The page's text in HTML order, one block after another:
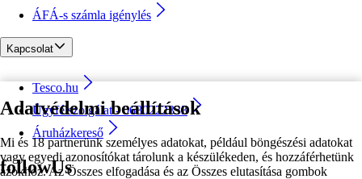
Adatvédelmi beállítások
Mi és 18 partnerünk személyes adatokat, például böngészési adatokat
vagy egyedi azonosítókat tárolunk a készülékeden, és hozzáférhetünk
azokhoz. Az Összes elfogadása és az Összes elutasítása gombok
ÁFÁ-s számla igénylés
Kapcsolat
Tesco.hu
Ügyfélszolgálat - 0680222333
Áruházkereső
followUs